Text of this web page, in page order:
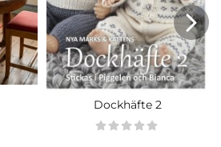
Dockhäfte 2